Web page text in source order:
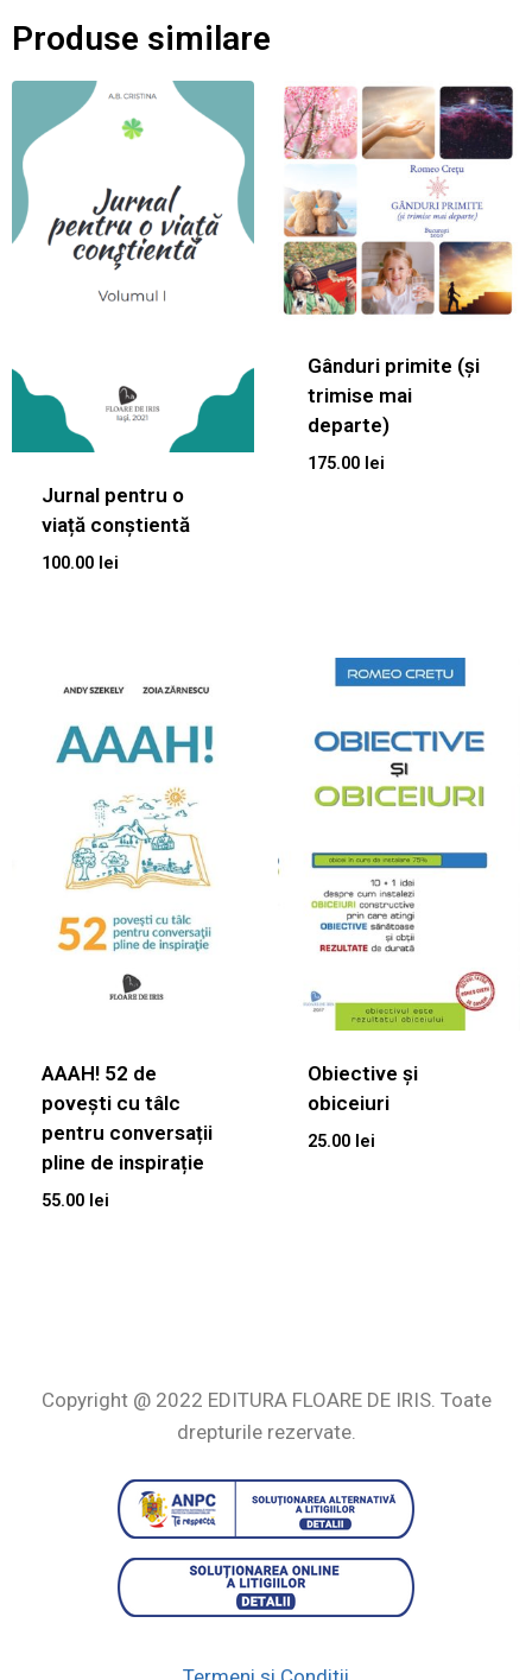
Produse similare
Jurnal pentru o
viață conștientă
100.00 lei
Gânduri primite (și
trimise mai
departe)
175.00 lei
AAAH! 52 de
povești cu tâlc
pentru conversații
pline de inspirație
55.00 lei
Obiective și
obiceiuri
25.00 lei
Copyright @ 2022 EDITURA FLOARE DE IRIS. Toate
drepturile rezervate.